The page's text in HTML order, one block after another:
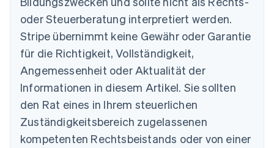
oder Steuerberatung interpretiert werden.
Stripe übernimmt keine Gewähr oder Garantie
für die Richtigkeit, Vollständigkeit,
Angemessenheit oder Aktualität der
Informationen in diesem Artikel. Sie sollten
den Rat eines in Ihrem steuerlichen
Zuständigkeitsbereich zugelassenen
kompetenten Rechtsbeistands oder von einer
English
Belgien
Nederlands Français DeutschEnglish
Brasilien
PortuguêsEnglish
English
Dänemark
English
Deutschland
Deutsch English
Estland